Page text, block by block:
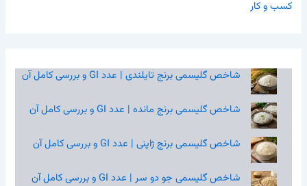
کسب و کار
شاخص گلیسمی برنج تایلندی | عدد GI و بررسی کامل آن
شاخص گلیسمی برنج مانده | عدد GI و بررسی کامل آن
شاخص گلیسمی برنج ژاپنی | عدد GI و بررسی کامل آن
شاخص گلیسمی جو دو سر | عدد GI و بررسی کامل آن